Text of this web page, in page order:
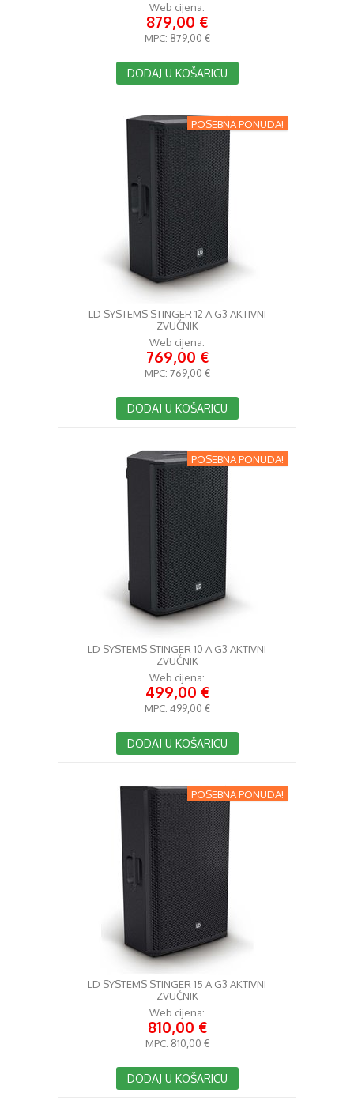
Web cijena:
879,00 €
MPC: 879,00 €
DODAJ U KOŠARICU
POSEBNA PONUDA!
LD SYSTEMS STINGER 12 A G3 AKTIVNI
ZVUČNIK
Web cijena:
769,00 €
MPC: 769,00 €
DODAJ U KOŠARICU
POSEBNA PONUDA!
LD SYSTEMS STINGER 10 A G3 AKTIVNI
ZVUČNIK
Web cijena:
499,00 €
MPC: 499,00 €
DODAJ U KOŠARICU
POSEBNA PONUDA!
LD SYSTEMS STINGER 15 A G3 AKTIVNI
ZVUČNIK
Web cijena:
810,00 €
MPC: 810,00 €
DODAJ U KOŠARICU